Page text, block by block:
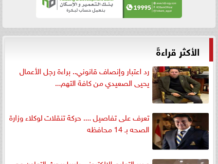
الأكثر قراءةً
رد اعتبار وإنصاف قانوني.. براءة رجل الأعمال
يحيى الصعيدي من كافة التهم...
تعرف على تفاصيل .... حركة تنقلات لوكلاء وزارة
الصحه بـ 14 محافظه